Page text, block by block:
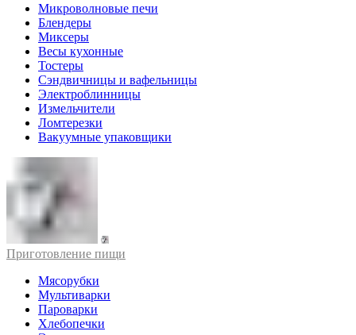
Микроволновые печи
Блендеры
Миксеры
Весы кухонные
Тостеры
Сэндвичницы и вафельницы
Электроблинницы
Измельчители
Ломтерезки
Вакуумные упаковщики
Приготовление пищи
Мясорубки
Мультиварки
Пароварки
Хлебопечки